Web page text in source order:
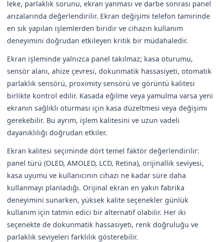
leke, parlaklık sorunu, ekran yanması ve darbe sonrası panel
arızalarında değerlendirilir. Ekran değişimi telefon tamirinde
en sık yapılan işlemlerden biridir ve cihazın kullanım
deneyimini doğrudan etkileyen kritik bir müdahaledir.
Ekran işleminde yalnızca panel takılmaz; kasa oturumu,
sensör alanı, ahize çevresi, dokunmatik hassasiyeti, otomatik
parlaklık sensörü, proximity sensörü ve görüntü kalitesi
birlikte kontrol edilir. Kasada eğilme veya yamulma varsa yeni
ekranın sağlıklı oturması için kasa düzeltmesi veya değişimi
gerekebilir. Bu ayrım, işlem kalitesini ve uzun vadeli
dayanıklılığı doğrudan etkiler.
Ekran kalitesi seçiminde dört temel faktör değerlendirilir:
panel türü (OLED, AMOLED, LCD, Retina), orijinallik seviyesi,
kasa uyumu ve kullanıcının cihazı ne kadar süre daha
kullanmayı planladığı. Orijinal ekran en yakın fabrika
deneyimini sunarken, yüksek kalite seçenekler günlük
kullanım için tatmin edici bir alternatif olabilir. Her iki
seçenekte de dokunmatik hassasiyeti, renk doğruluğu ve
parlaklık seviyeleri farklılık gösterebilir.